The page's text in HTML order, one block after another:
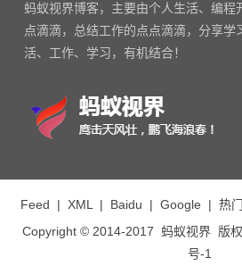
蚂蚁视界博客，主要由个人生活、编程
点滴滴，总结工作的点点滴滴，分享学
活、工作、学习，有机结合！
Feed | XML| Baidu | Google | 热
Copyright © 2014-2017 蚂蚁视界版权
号-1